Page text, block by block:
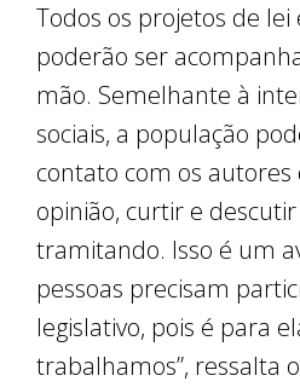
Todos os projetos de
poderão ser
mão. Semelhante à
sociais, a população
contato com os
opinião, curtir e
tramitando. Isso é um
pessoas precisam
legislativo, pois é para
trabalhamos”, ressalta